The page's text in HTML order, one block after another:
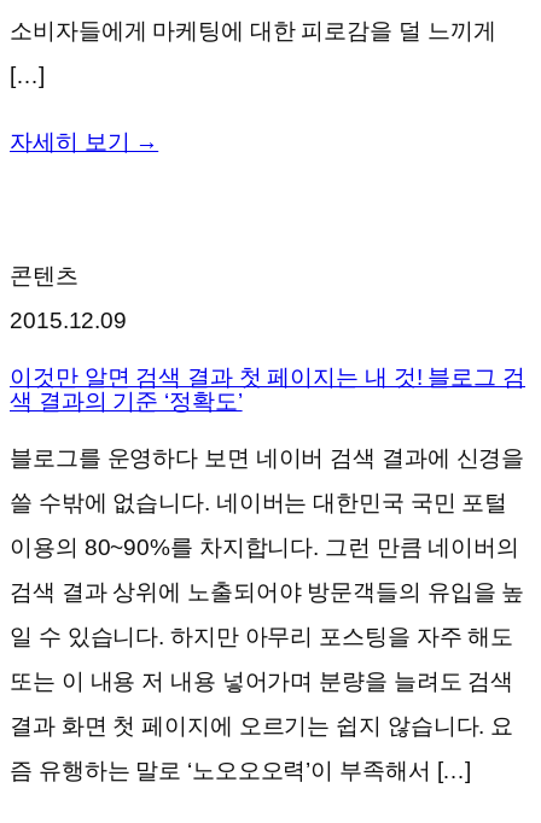
소비자들에게 마케팅에 대한 피로감을 덜 느끼게
[…]
자세히 보기 →
콘텐츠
2015.12.09
이것만 알면 검색 결과 첫 페이지는 내 것! 블로그 검
색 결과의 기준 ‘정확도’
블로그를 운영하다 보면 네이버 검색 결과에 신경을
쓸 수밖에 없습니다. 네이버는 대한민국 국민 포털
이용의 80~90%를 차지합니다. 그런 만큼 네이버의
검색 결과 상위에 노출되어야 방문객들의 유입을 높
일 수 있습니다. 하지만 아무리 포스팅을 자주 해도
또는 이 내용 저 내용 넣어가며 분량을 늘려도 검색
결과 화면 첫 페이지에 오르기는 쉽지 않습니다. 요
즘 유행하는 말로 ‘노오오오력’이 부족해서 […]